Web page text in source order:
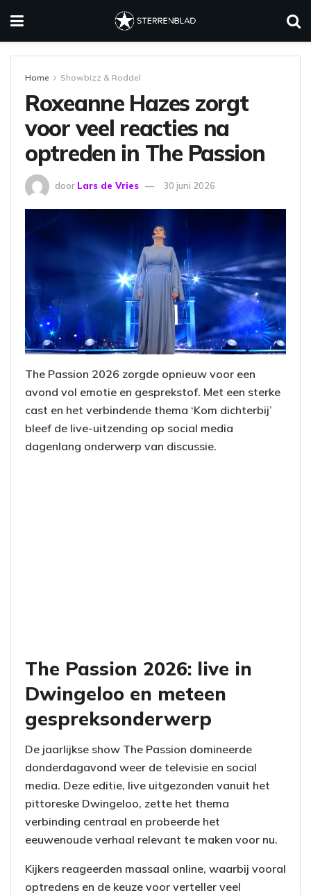
Home Showbizz & Roddel
Roxeanne Hazes zorgt
voor veel reacties na
optreden in The Passion
door Lars de Vries 30 juni 2026
The Passion 2026 zorgde opnieuw voor een
avond vol emotie en gesprekstof. Met een sterke
cast en het verbindende thema ‘Kom dichterbij’
bleef de live-uitzending op social media
dagenlang onderwerp van discussie.
The Passion 2026: live in
Dwingeloo en meteen
gespreksonderwerp
De jaarlijkse show The Passion domineerde
donderdagavond weer de televisie en social
media. Deze editie, live uitgezonden vanuit het
pittoreske Dwingeloo, zette het thema
verbinding centraal en probeerde het
eeuwenoude verhaal relevant te maken voor nu.
Kijkers reageerden massaal online, waarbij vooral
optredens en de keuze voor verteller veel